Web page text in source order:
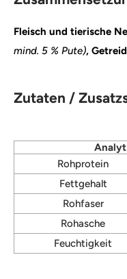
Fleisch und tierische
mind. 5 % Pute),
Zutaten /
Rohprotein
Fettgehalt
Rohfaser
Rohasche
Feuchtigkeit